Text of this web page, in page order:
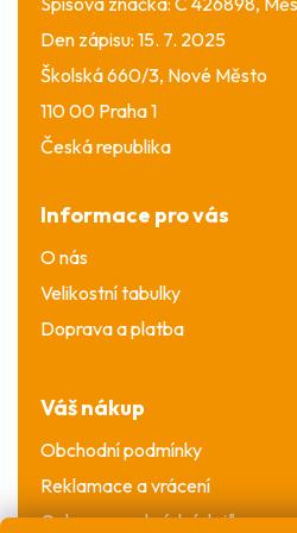
Den zápisu: 15. 7. 2025
Školská 660/3, Nové Město
110 00 Praha 1
Česká republika
Informace pro vás
O nás
Velikostní tabulky
Doprava a platba
Váš nákup
Obchodní podmínky
Reklamace a vrácení
Ochrana osobních údajů